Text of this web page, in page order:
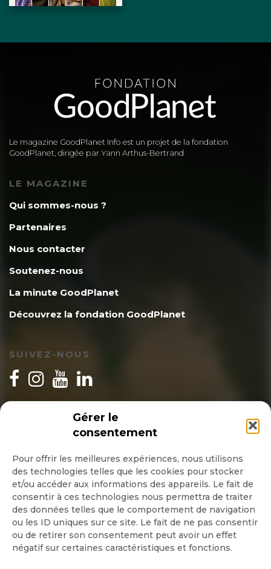
Gérer le
consentement
Pour offrir les meilleures expériences, nous utilisons
des technologies telles que les cookies pour stocker
et/ou accéder aux informations des appareils. Le fait de
consentir à ces technologies nous permettra de traiter
des données telles que le comportement de navigation
ou les ID uniques sur ce site. Le fait de ne pas consentir
ou de retirer son consentement peut avoir un effet
négatif sur certaines caractéristiques et fonctions.
Le magazine GoodPlanet Info est un projet de la fondation
GoodPlanet, dirigée par Yann Arthus-Bertrand
LE MAGAZINE
Qui sommes-nous ?
Partenaires
Nous contacter
Soutenez-nous
La minute GoodPlanet
Découvrez la fondation GoodPlanet
SUIVEZ-NOUS
INSCRIPTION NEWSLETTER
Quotidienne
Hebdo
OK